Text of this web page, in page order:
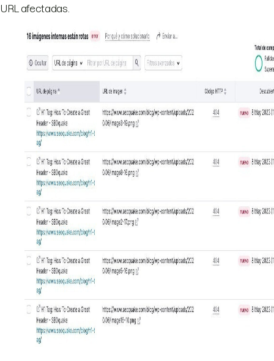
URL afectadas.